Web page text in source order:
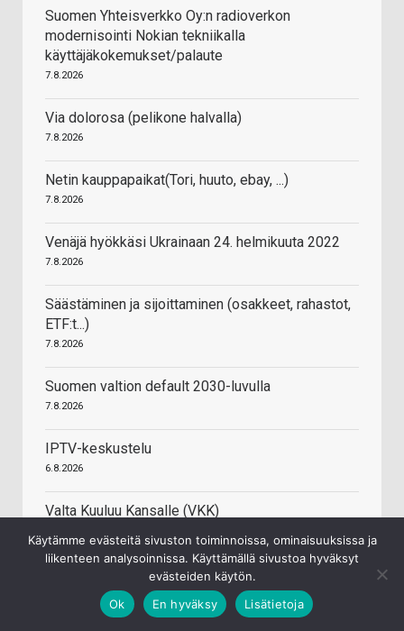
Suomen Yhteisverkko Oy:n radioverkon
modernisointi Nokian tekniikalla
käyttäjäkokemukset/palaute
7.8.2026
Via dolorosa (pelikone halvalla)
7.8.2026
Netin kauppapaikat(Tori, huuto, ebay, ...)
7.8.2026
Venäjä hyökkäsi Ukrainaan 24. helmikuuta 2022
7.8.2026
Säästäminen ja sijoittaminen (osakkeet, rahastot,
ETF:t...)
7.8.2026
Suomen valtion default 2030-luvulla
7.8.2026
IPTV-keskustelu
6.8.2026
Valta Kuuluu Kansalle (VKK)
Käytämme evästeitä sivuston toiminnoissa, ominaisuuksissa ja
liikenteen analysoinnissa. Käyttämällä sivustoa hyväksyt
evästeiden käytön.
Ok
En hyväksy Lisätietoja